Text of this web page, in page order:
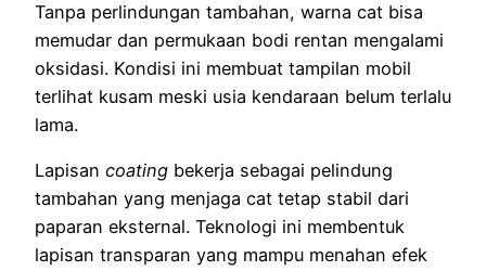
Tanpa perlindungan tambahan, warna cat bisa
memudar dan permukaan bodi rentan mengalami
oksidasi. Kondisi ini membuat tampilan mobil
terlihat kusam meski usia kendaraan belum terlalu
lama.
Lapisan coating bekerja sebagai pelindung
tambahan yang menjaga cat tetap stabil dari
paparan eksternal. Teknologi ini membentuk
lapisan transparan yang mampu menahan efek